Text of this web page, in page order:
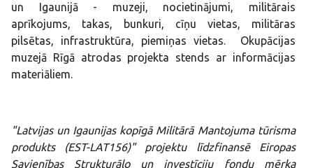
un Igaunijā - muzeji, nocietinājumi, militārais
aprīkojums, takas, bunkuri, cīņu vietas, militāras
pilsētas, infrastruktūra, piemiņas vietas. Okupācijas
muzejā Rīgā atrodas projekta stends ar informācijas
materiāliem.
"Latvijas un Igaunijas kopīgā Militārā Mantojuma tūrisma
produkts (EST-LAT156)" projektu līdzfinansē Eiropas
Savienības Strukturālo un investīciju fondu mērķa